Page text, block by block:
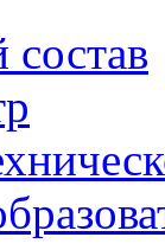
состав